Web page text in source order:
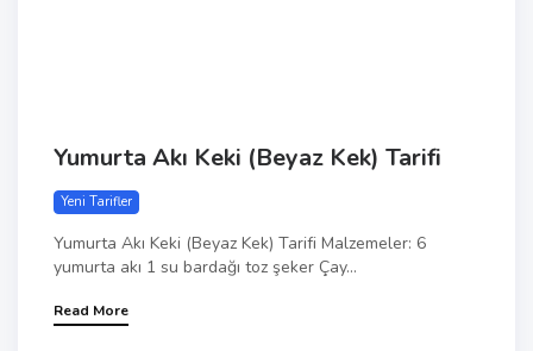
Yumurta Akı Keki (Beyaz Kek) Tarifi
Yeni Tarifler
Yumurta Akı Keki (Beyaz Kek) Tarifi Malzemeler: 6
yumurta akı 1 su bardağı toz şeker Çay...
Read More